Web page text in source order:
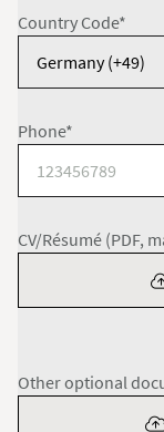
Country Code*
Phone*
CV/Résumé (PDF,
Other optional